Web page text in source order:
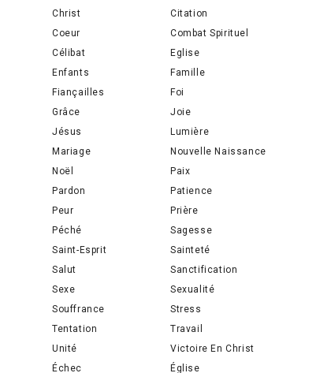
Christ
Citation
Coeur
Combat Spirituel
Célibat
Eglise
Enfants
Famille
Fiançailles
Foi
Grâce
Joie
Jésus
Lumière
Mariage
Nouvelle Naissance
Noël
Paix
Pardon
Patience
Peur
Prière
Péché
Sagesse
Saint-Esprit
Sainteté
Salut
Sanctification
Sexe
Sexualité
Souffrance
Stress
Tentation
Travail
Unité
Victoire En Christ
Échec
Église